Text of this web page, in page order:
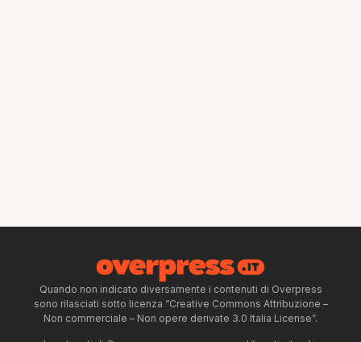
Quando non indicato diversamente i contenuti di Overpress
sono rilasciati sotto licenza “Creative Commons Attribuzione –
Non commerciale – Non opere derivate 3.0 Italia License”.